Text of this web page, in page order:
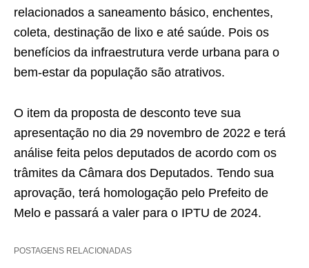
relacionados a saneamento básico, enchentes,
coleta, destinação de lixo e até saúde. Pois os
benefícios da infraestrutura verde urbana para o
bem-estar da população são atrativos.
O item da proposta de desconto teve sua
apresentação no dia 29 novembro de 2022 e terá
análise feita pelos deputados de acordo com os
trâmites da Câmara dos Deputados. Tendo sua
aprovação, terá homologação pelo Prefeito de
Melo e passará a valer para o IPTU de 2024.
POSTAGENS RELACIONADAS